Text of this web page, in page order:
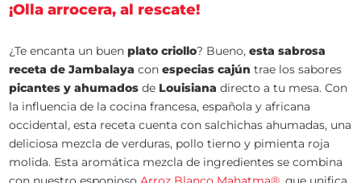
¡Olla arrocera, al rescate!
¿Te encanta un buenplato criollo? Bueno,esta sabrosa
receta de Jambalaya conespecias cajún trae los sabores
picantes y ahumados de Louisiana directo a tu mesa. Con
la influencia de la cocina francesa, española y africana
occidental, esta receta cuenta con salchichas ahumadas, una
deliciosa mezcla de verduras, pollo tierno y pimienta roja
molida. Esta aromática mezcla de ingredientes se combina